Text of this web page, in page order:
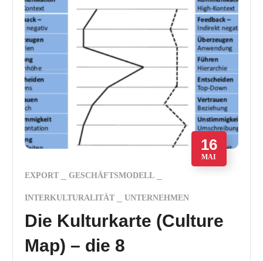
16
MAI
EXPORT GESCHÄFTSMODELL
INTERKULTURALITÄT UNTERNEHMEN
Die Kulturkarte (Culture
Map) – die 8